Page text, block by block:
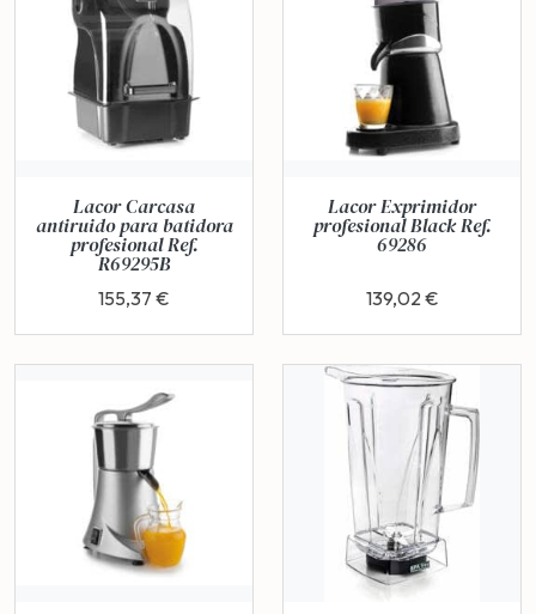
Lacor Carcasa
antiruido para batidora
profesional Ref.
R69295B
155,37 €
Lacor Exprimidor
profesional Black Ref.
69286
139,02 €